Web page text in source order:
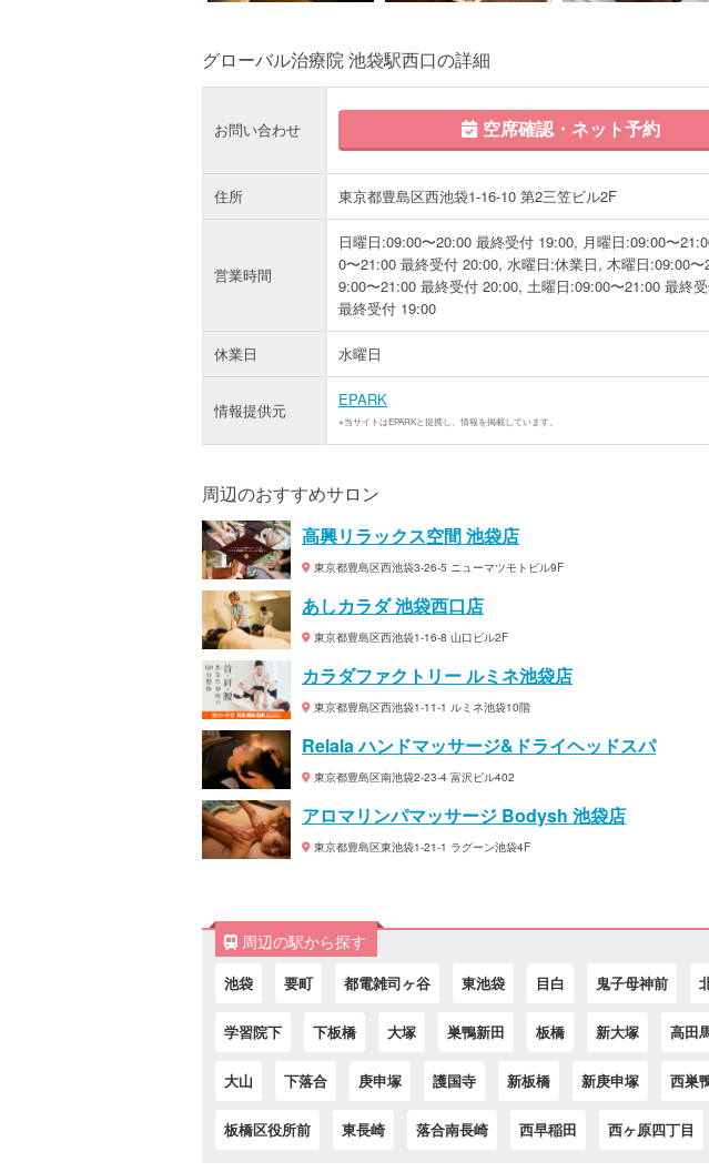
グローバル治療院 池袋駅西口の詳細
お問い合わせ 空席確認・ネット予約
住所 東京都豊島区西池袋1-16-10 第2三笠ビル2F
営業時間
日曜日:09:00〜20:00 最終受付 19:00, 月曜日:09:00〜
0〜21:00 最終受付 20:00, 水曜日:休業日, 木曜日:09:00
9:00〜21:00 最終受付 20:00, 土曜日:09:00〜21:00 最終
最終受付 19:00
休業日 水曜日
情報提供元
EPARK
※当サイトはEPARKと提携し、情報を掲載しています。
周辺のおすすめサロン
高興リラックス空間 池袋店
東京都豊島区西池袋3-26-5 ニューマツモトビル9F
あしカラダ 池袋西口店
東京都豊島区西池袋1-16-8 山口ビル2F
カラダファクトリー ルミネ池袋店
東京都豊島区西池袋1-11-1 ルミネ池袋10階
Relala ハンドマッサージ&ドライヘッドスパ
東京都豊島区南池袋2-23-4 富沢ビル402
アロマリンパマッサージ Bodysh 池袋店
東京都豊島区東池袋1-21-1 ラグーン池袋4F
周辺の駅から探す
池袋 要町 都電雑司ヶ谷 東池袋 目白 鬼子母神前
学習院下 下板橋 大塚 巣鴨新田 板橋 新大塚 高田
大山 下落合 庚申塚 護国寺 新板橋 新庚申塚 西巣
板橋区役所前 東長崎 落合南長崎 西早稲田 西ヶ原四丁目